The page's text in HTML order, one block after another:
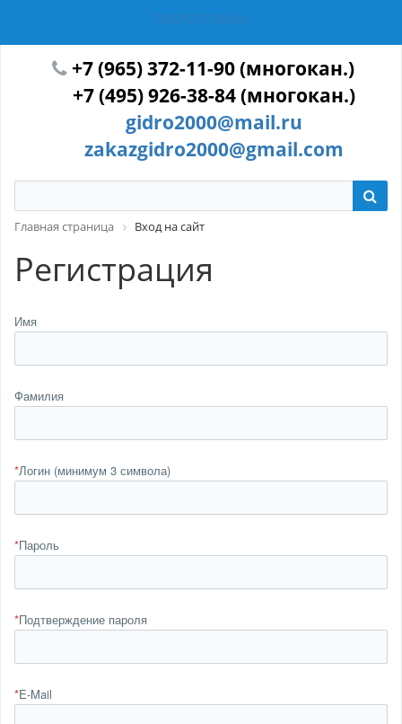
ГИДРОТЕХМАШ
+7 (965) 372-11-90 (многокан.)
+7 (495) 926-38-84 (многокан.)
gidro2000@mail.ru
zakazgidro2000@gmail.com
Главная страница Вход на сайт
Регистрация
Имя
Фамилия
*Логин (минимум 3 символа)
*Пароль
*Подтверждение пароля
*E-Mail